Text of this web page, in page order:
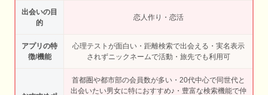
出会いの目
的
恋人作り・恋活
アプリの特
徴/機能
心理テストが面白い・距離検索で出会える・実名表示
されずニックネームで活動・旅先でも利用可
首都圏や都市部の会員数が多い・20代中心で同世代と
出会いたい男女に特におすすめ♪・豊富な検索機能で仲